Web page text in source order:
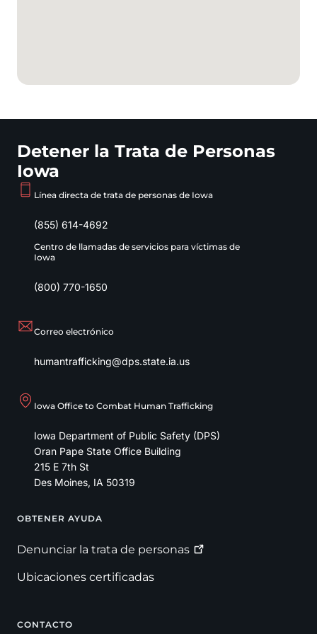
Detener la Trata de Personas
Iowa
Línea directa de trata de personas de Iowa
(855) 614-4692
Centro de llamadas de servicios para víctimas de
Iowa
(800) 770-1650
Correo electrónico
humantrafficking@dps.state.ia.us
Iowa Office to Combat Human Trafficking
Iowa Department of Public Safety (DPS)
Oran Pape State Office Building
215 E 7th St
Des Moines, IA 50319
Footer
OBTENER AYUDA
Denunciar la trata de personas
Ubicaciones certificadas
CONTACTO